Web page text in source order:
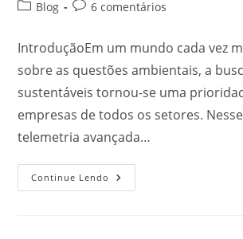
Blog
6 comentários
IntroduçãoEm um mundo cada vez
sobre as questões ambientais, a
sustentáveis tornou-se uma
empresas de todos os setores.
telemetria avançada…
Continue Lendo